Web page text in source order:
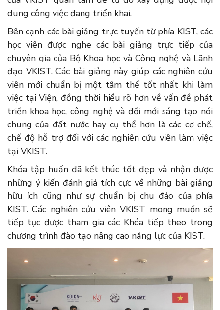
dung công việc đang triển khai.
Bên cạnh các bài giảng trực tuyến từ phía KIST, các
học viên được nghe các bài giảng trực tiếp của
chuyên gia của Bộ Khoa học và Công nghệ và Lãnh
đạo VKIST. Các bài giảng này giúp các nghiên cứu
viên mới chuẩn bị một tâm thế tốt nhất khi làm
việc tại Viện, đồng thời hiểu rõ hơn về vấn đề phát
triển khoa học, công nghệ và đổi mới sáng tạo nói
chung của đất nước hay cụ thể hơn là các cơ chế,
chế độ hỗ trợ đối với các nghiên cứu viên làm việc
tại VKIST.
Khóa tập huấn đã kết thúc tốt đẹp và nhận được
những ý kiến đánh giá tích cực về những bài giảng
hữu ích cũng như sự chuẩn bị chu đáo của phía
KIST. Các nghiên cứu viên VKIST mong muốn sẽ
tiếp tục được tham gia các Khóa tiếp theo trong
chương trình đào tạo nâng cao năng lực của KIST.